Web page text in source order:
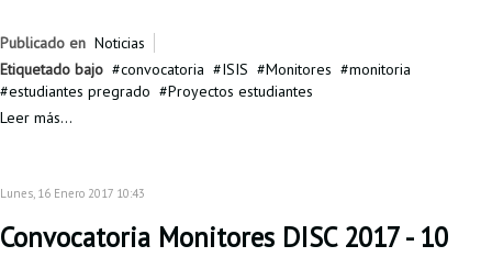
Publicado en Noticias
Etiquetado bajo
convocatoria ISIS Monitores
monitoria
estudiantes pregrado
Proyectos estudiantes
Leer más...
Lunes, 16 Enero 2017 10:43
Convocatoria Monitores DISC 2017 - 10